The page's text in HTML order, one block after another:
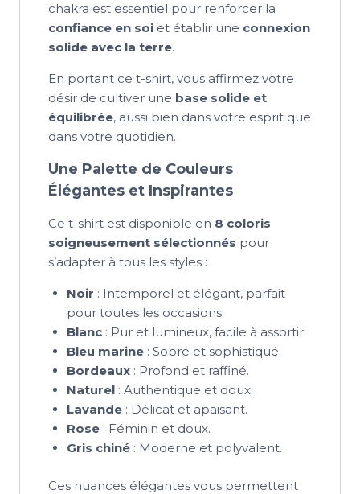
chakra est essentiel pour renforcer la
confiance en soi et établir une connexion
solide avec la terre.
En portant ce t-shirt, vous affirmez votre
désir de cultiver une base solide et
équilibrée, aussi bien dans votre esprit que
dans votre quotidien.
Une Palette de Couleurs
Élégantes et Inspirantes
Ce t-shirt est disponible en 8 coloris
soigneusement sélectionnés pour
s’adapter à tous les styles :
Noir : Intemporel et élégant, parfait
pour toutes les occasions.
Blanc: Pur et lumineux, facile à assortir.
Bleu marine: Sobre et sophistiqué.
Bordeaux: Profond et raffiné.
Naturel: Authentique et doux.
Lavande: Délicat et apaisant.
Rose: Féminin et doux.
Gris chiné: Moderne et polyvalent.
Ces nuances élégantes vous permettent